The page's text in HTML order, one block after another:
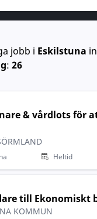
jobb i Eskilstuna
: 26
& vårdlots för
Heltid
till Ekonomiskt
KOMMUN